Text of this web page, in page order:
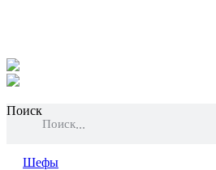
Поиск
Поиск
Шефы